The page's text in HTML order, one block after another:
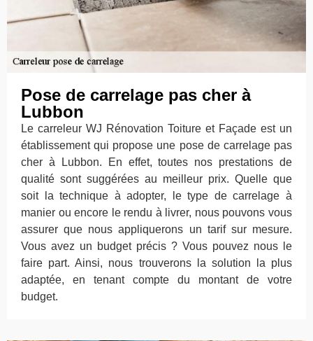
Pose de carrelage pas cher à
Lubbon
Le carreleur WJ Rénovation Toiture et Façade est un
établissement qui propose une pose de carrelage pas
cher à Lubbon. En effet, toutes nos prestations de
qualité sont suggérées au meilleur prix. Quelle que
soit la technique à adopter, le type de carrelage à
manier ou encore le rendu à livrer, nous pouvons vous
assurer que nous appliquerons un tarif sur mesure.
Vous avez un budget précis ? Vous pouvez nous le
faire part. Ainsi, nous trouverons la solution la plus
adaptée, en tenant compte du montant de votre
budget.